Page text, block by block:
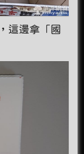
這邊拿「國